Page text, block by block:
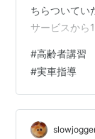
ちらついてい
サービスから
えません。
なります。
時半には自動
講習室に入り
しかいません
#高齢者講習
#実車指導